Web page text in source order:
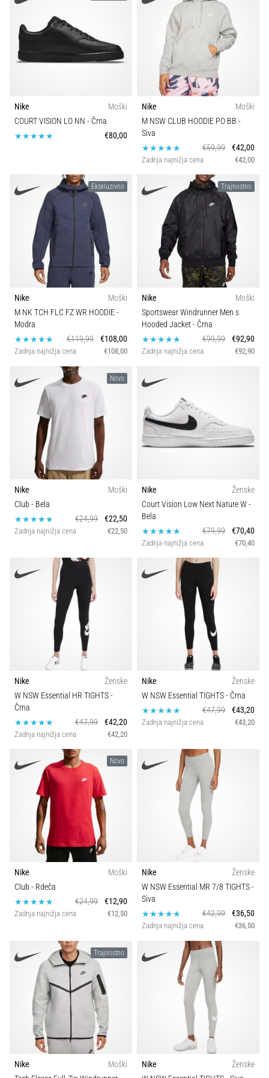
superkompenzacija
vzdržljivost.
Je
to
česa
sestoji…
članke
Nike
Moški
COURT VISION LO NN - Črna
€80,00
Nike
Moški
M NSW CLUB HOODIE PO BB -
Siva
€59,99
€42,00
Zadnja najnižja cena €42,00
Ekskluzivno
Nike
Moški
M NK TCH FLC FZ WR HOODIE-
Modra
€119,99
€108,00
Zadnja najnižja cena €108,00
Trajnostno
Nike
Moški
Sportswear Windrunner Men s
Hooded Jacket- Črna
€99,99
€92,90
Zadnja najnižja cena €92,90
Novo
Nike
Moški
Club - Bela
€24,99
€22,50
Zadnja najnižja cena €22,50
Nike
Ženske
Court Vision Low Next Nature W-
Bela
€79,99
€70,40
Zadnja najnižja cena €70,40
Nike
Ženske
W NSW Essential HR TIGHTS-
Črna
€47,99
€42,20
Zadnja najnižja cena €42,20
Nike
Ženske
W NSW Essential TIGHTS- Črna
€47,99
€43,20
Zadnja najnižja cena €43,20
Novo
Nike
Moški
Club - Rdeča
€24,99
€12,90
Zadnja najnižja cena €12,50
Nike
Ženske
W NSW Essential MR 7/8 TIGHTS-
Siva
€42,99
€36,50
Zadnja najnižja cena €36,50
Trajnostno
Nike
Moški
Nike
Ženske